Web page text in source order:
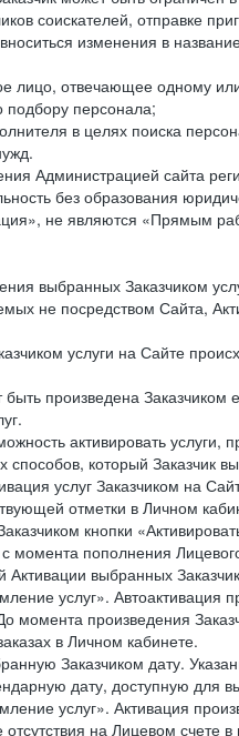
соискателей, отправке
изменения в
отвечающее одному
персонала;
в целях поиска
Администрацией сайта
без образования
не являются «Прямым
выбранных Заказчиком
не посредством Сайта,
услуги на Сайте
быть произведена
активировать
который Заказчик
услуг Заказчиком на
отметки в Личном
кнопки
момента пополнения
Активации выбранных
услуг». Автоактивация
момента произведения
в Личном кабинете.
Заказчиком дату.
дату, доступную для
услуг». Активация
отсутствия на Лицевом